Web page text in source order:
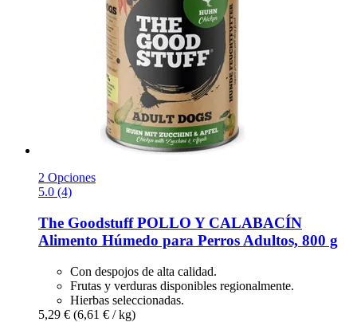
2 Opciones
5.0 (4)
The GoodstuffPOLLO Y CALABACÍN
Alimento Húmedo para Perros Adultos, 800 g
Con despojos de alta calidad.
Frutas y verduras disponibles regionalmente.
Hierbas seleccionadas.
5,29 € (6,61 € / kg)